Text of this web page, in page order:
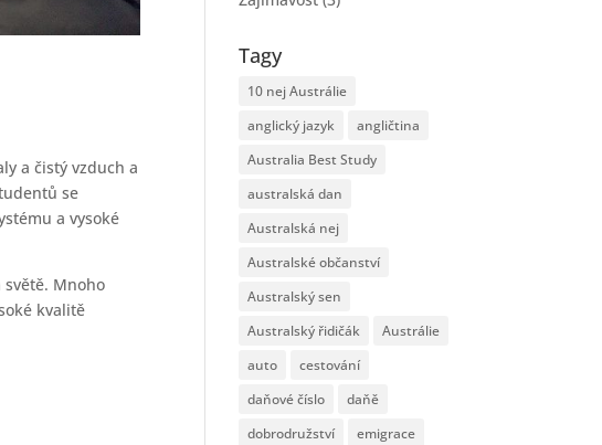
a čistý vzduch a
se
a vysoké
Mnoho
kvalitě
Tagy
10 nej Austrálie
anglický jazyk
angličtina
Australia Best Study
australská dan
Australská nej
Australské občanství
Australský sen
Australský řidičák
Austrálie
auto
cestování
daňové číslo
daňě
dobrodružství
emigrace